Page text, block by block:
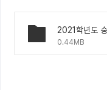
0.44MB